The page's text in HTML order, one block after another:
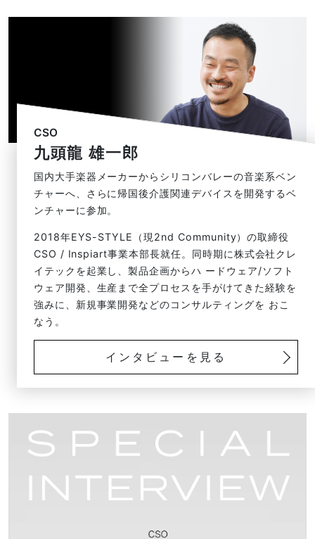
CSO
九頭龍 雄一郎
国内大手楽器メーカーからシリコンバレーの音楽系ベン
チャーへ、さらに帰国後介護関連デバイスを開発するベ
ンチャーに参加。
2018年EYS-STYLE（現2nd Community）の取締役
CSO / Inspiart事業本部長就任。同時期に株式会社クレ
イテックを起業し、製品企画からハ ードウェア/ソフト
ウェア開発、生産まで全プロセスを手がけてきた経験を
強みに、新規事業開発などのコンサルティングを おこ
なう。
インタビューを見る